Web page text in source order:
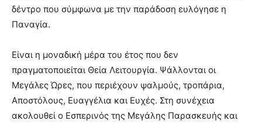
δέντρο που σύμφωνα με την παράδοση ευλόγησε η
Παναγία.
Είναι η μοναδική μέρα του έτος που δεν
πραγματοποιείται Θεία Λειτουργία. Ψάλλονται οι
Μεγάλες Ώρες, που περιέχουν ψαλμούς, τροπάρια,
Αποστόλους, Ευαγγέλια και Ευχές. Στη συνέχεια
ακολουθεί ο Εσπερινός της Μεγάλης Παρασκευής και